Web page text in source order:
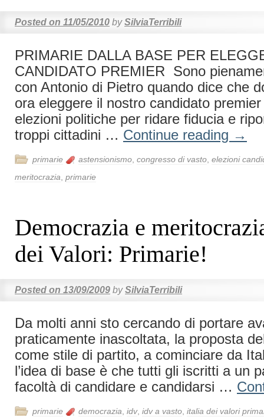
Posted on 11/05/2010 by SilviaTerribili
PRIMARIE DALLA BASE PER
CANDIDATO PREMIER Sono
con Antonio di Pietro quando dice che
ora eleggere il nostro candidato
elezioni politiche per ridare fiducia e
troppi cittadini … Continue reading →
primarie astensionismo congresso di vasto elezioni
meritocrazia primarie
Democrazia e
dei Valori: Primarie!
Posted on 13/09/2009 by SilviaTerribili
Da molti anni sto cercando di portare
praticamente inascoltata, la proposta
come stile di partito, a cominciare da
l’idea di base è che tutti gli iscritti a un
facoltà di candidare e candidarsi …
primarie democrazia idv, idv a vasto italia dei valori